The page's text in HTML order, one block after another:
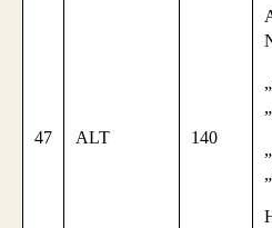
47 ALT 140